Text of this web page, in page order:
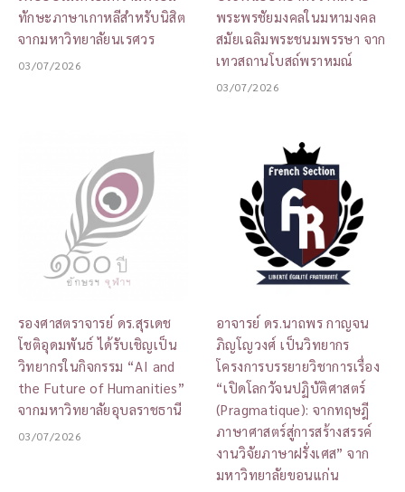
ทักษะภาษาเกาหลีสำหรับนิสิต
จากมหาวิทยาลัยนเรศวร
03/07/2026
พระพรชัยมงคลในมหามงคล
สมัยเฉลิมพระชนมพรรษา จาก
เทวสถานโบสถ์พราหมณ์
03/07/2026
รองศาสตราจารย์ ดร.สุรเดช
โชติอุดมพันธ์ ได้รับเชิญเป็น
วิทยากรในกิจกรรม “AI and
the Future of Humanities”
จากมหาวิทยาลัยอุบลราชธานี
03/07/2026
อาจารย์ ดร.นาถพร กาญจน
ภิญโญวงศ์ เป็นวิทยากร
โครงการบรรยายวิชาการเรื่อง
“เปิดโลกวัจนปฏิบัติศาสตร์
(Pragmatique): จากทฤษฎี
ภาษาศาสตร์สู่การสร้างสรรค์
งานวิจัยภาษาฝรั่งเศส” จาก
มหาวิทยาลัยขอนแก่น